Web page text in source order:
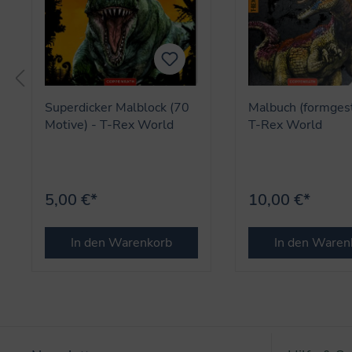
Superdicker Malblock (70
Motive) - T-Rex World
5,00 €*
In den Warenkorb
Malbuch
T-Rex World
10,00 €*
In den